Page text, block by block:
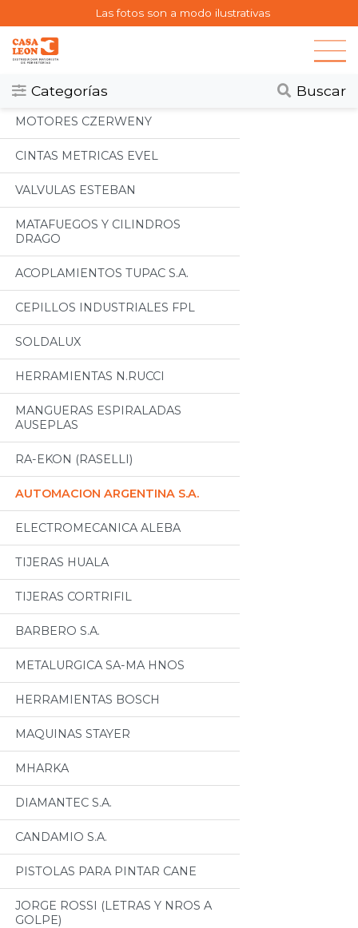
Las fotos son a modo ilustrativas
Categorías Buscar
Categorias
Todos
MOTORES CZERWENY
CINTAS METRICAS EVEL
VALVULAS ESTEBAN
MATAFUEGOS Y CILINDROS
DRAGO
ACOPLAMIENTOS TUPAC S.A.
CEPILLOS INDUSTRIALES FPL
SOLDALUX
HERRAMIENTAS N.RUCCI
MANGUERAS ESPIRALADAS
AUSEPLAS
RA-EKON (RASELLI)
AUTOMACION ARGENTINA S.A.
ELECTROMECANICA ALEBA
TIJERAS HUALA
TIJERAS CORTRIFIL
BARBERO S.A.
METALURGICA SA-MA HNOS
HERRAMIENTAS BOSCH
MAQUINAS STAYER
MHARKA
DIAMANTEC S.A.
CANDAMIO S.A.
PISTOLAS PARA PINTAR CANE
JORGE ROSSI (LETRAS Y NROS A
GOLPE)